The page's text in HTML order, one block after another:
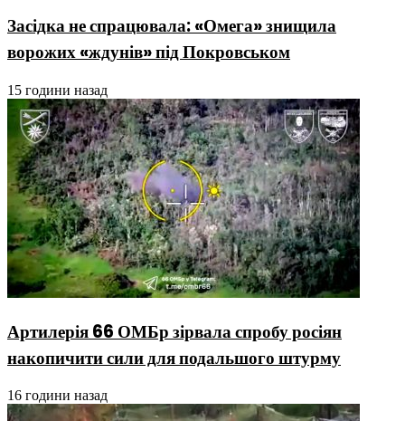
Засідка не спрацювала: «Омега» знищила
ворожих «ждунів» під Покровськом
15 години назад
Артилерія 66 ОМБр зірвала спробу росіян
накопичити сили для подальшого штурму
16 години назад